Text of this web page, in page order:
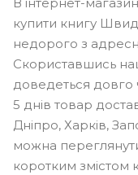
В інтернет-
купити книгу
недорого з
Скориставшись
доведеться довго
5 днів товар
Дніпро, Харків,
можна
коротким змістом